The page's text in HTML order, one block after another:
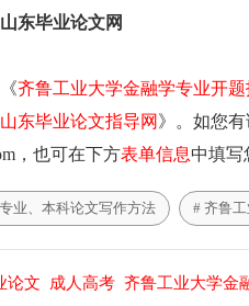
东毕业论文网
齐鲁工业大学金融学专业开
山东毕业论文指导网 》。如您
，也可在下方表单信息中填
业、本科论文写作方法 # 齐鲁
论文 成人高考 齐鲁工业大学金